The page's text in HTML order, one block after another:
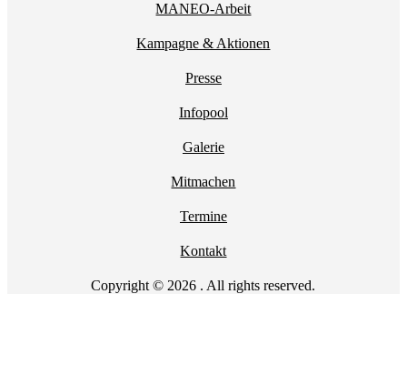
MANEO-Arbeit
Kampagne & Aktionen
Presse
Infopool
Galerie
Mitmachen
Termine
Kontakt
Copyright © 2026 . All rights reserved.